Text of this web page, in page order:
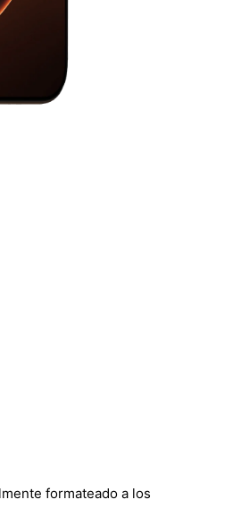
formateado a los